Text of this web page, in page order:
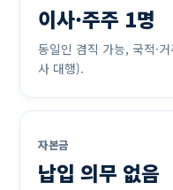
이사·주주 1명
동일인 겸직 가능, 국적·
사 대행).
자본금
납입 의무 없음